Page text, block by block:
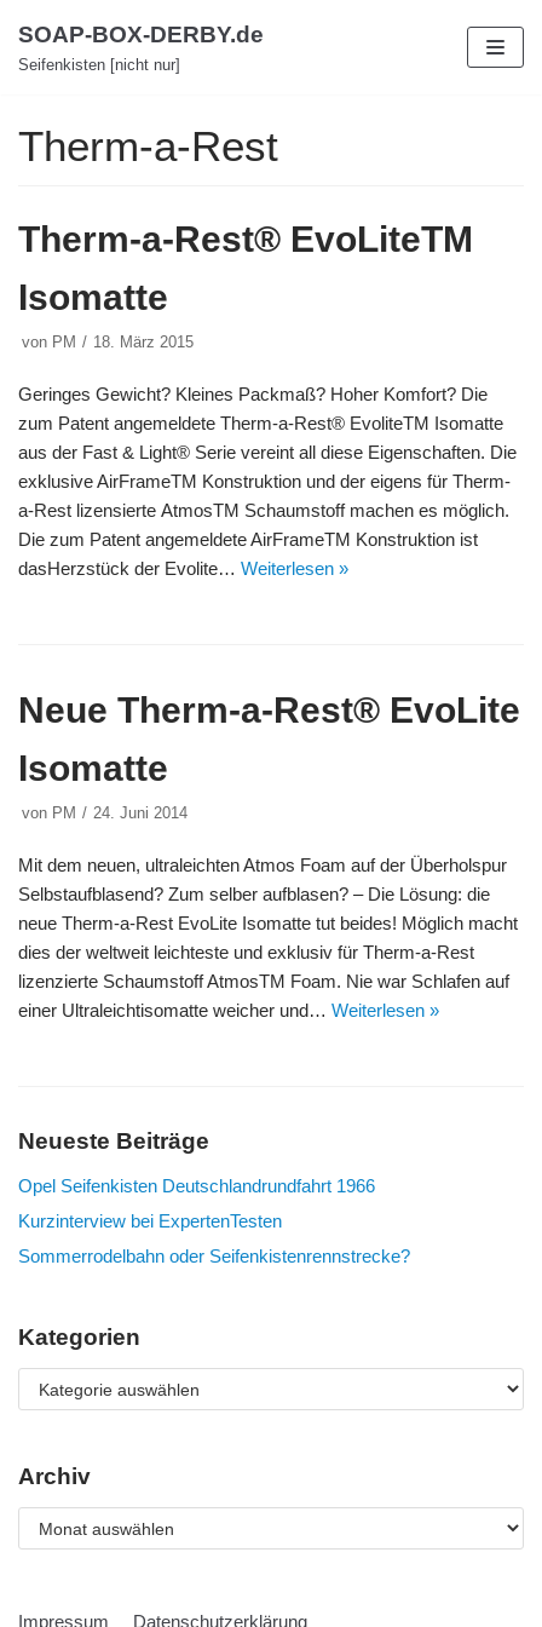
Zum
Inhalt
SOAP-BOX-DERBY.de
Seifenkisten [nicht nur]
Therm-a-Rest
Therm-a-Rest® EvoLiteTM
Isomatte
von PM 18. März 2015
Geringes Gewicht? Kleines Packmaß? Hoher Komfort? Die
zum Patent angemeldete Therm-a-Rest® EvoliteTM Isomatte
aus der Fast & Light® Serie vereint all diese Eigenschaften. Die
exklusive AirFrameTM Konstruktion und der eigens für Therm-
a-Rest lizensierte AtmosTM Schaumstoff machen es möglich.
Die zum Patent angemeldete AirFrameTM Konstruktion ist
dasHerzstück der Evolite… Weiterlesen »
Neue Therm-a-Rest® EvoLite
Isomatte
von PM 24. Juni 2014
Mit dem neuen, ultraleichten Atmos Foam auf der Überholspur
Selbstaufblasend? Zum selber aufblasen? – Die Lösung: die
neue Therm-a-Rest EvoLite Isomatte tut beides! Möglich macht
dies der weltweit leichteste und exklusiv für Therm-a-Rest
lizenzierte Schaumstoff AtmosTM Foam. Nie war Schlafen auf
einer Ultraleichtisomatte weicher und… Weiterlesen »
Neueste Beiträge
Opel Seifenkisten Deutschlandrundfahrt 1966
Kurzinterview bei ExpertenTesten
Sommerrodelbahn oder Seifenkistenrennstrecke?
Kategorien
Archiv
Impressum Datenschutzerklärung